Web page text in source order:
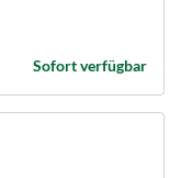
Sofort verfügbar